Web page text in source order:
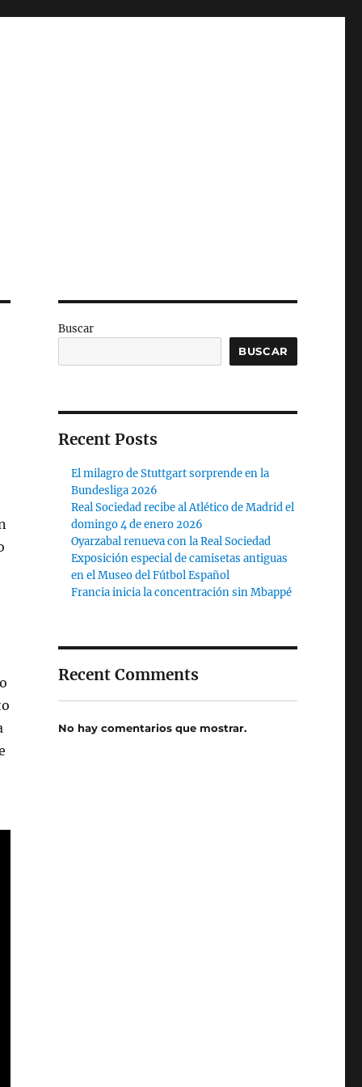
Buscar
BUSCAR
Recent Posts
El milagro de Stuttgart sorprende en la
Bundesliga 2026
Real Sociedad recibe al Atlético de Madrid el
domingo 4 de enero 2026
Oyarzabal renueva con la Real Sociedad
Exposición especial de camisetas antiguas
en el Museo del Fútbol Español
Francia inicia la concentración sin Mbappé
Recent Comments
No hay comentarios que mostrar.